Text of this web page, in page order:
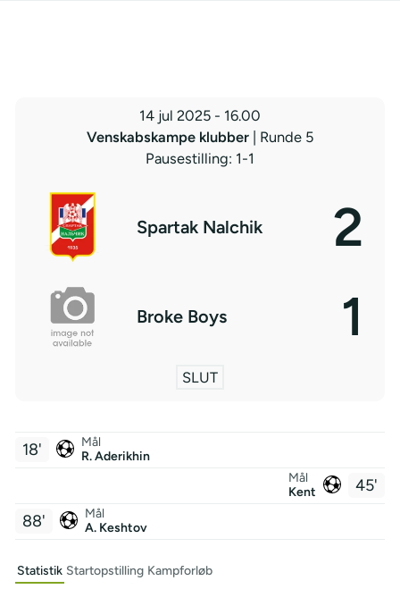
14 jul 2025 - 16.00
Venskabskampe klubber
| Runde 5
Pausestilling: 1-1
Spartak Nalchik 2
Broke Boys 1
SLUT
Mål
R. Aderikhin
18'
45'
Mål
Kent
Mål
A. Keshtov
88'
Statistik Startopstilling Kampforløb